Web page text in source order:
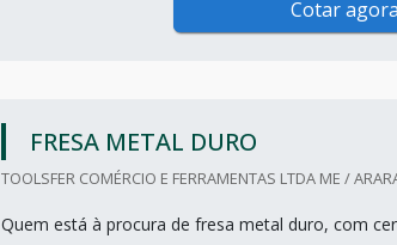
Cotar agora
FRESA METAL DURO
TOOLSFER COMÉRCIO E FERRAMENTAS LTDA ME /
Quem está à procura de fresa metal duro, com